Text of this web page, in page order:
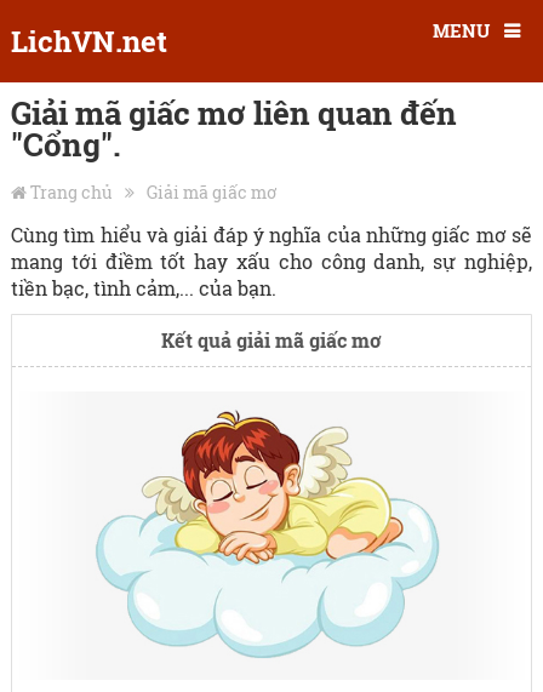
LichVN.net MENU
Giải mã giấc mơ liên quan đến
"Cổng".
Trang chủ Giải mã giấc mơ
Cùng tìm hiểu và giải đáp ý nghĩa của những giấc mơ sẽ
mang tới điềm tốt hay xấu cho công danh, sự nghiệp,
tiền bạc, tình cảm,... của bạn.
Kết quả giải mã giấc mơ